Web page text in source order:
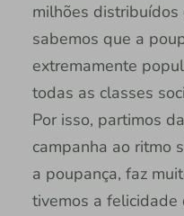
milhões
sabemos que a
extremamente
todas as classes
Por isso, partimos
campanha ao ritmo
a poupança, faz
tivemos a felicidade